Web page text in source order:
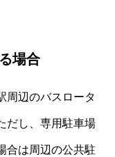
場合
周辺のバスロータ
だし、専用駐車場
合は周辺の公共駐